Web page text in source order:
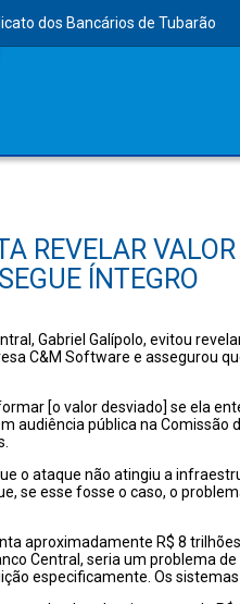
dos Bancários de Tubarão
REVELAR
ÍNTEGRO
Gabriel Galípolo, evitou
C&M Software e assegurou
[o valor desviado] se ela
audiência pública na Comissão
o ataque não atingiu a
se esse fosse o caso, o
aproximadamente R$ 8
Central, seria um problema
especificamente. Os